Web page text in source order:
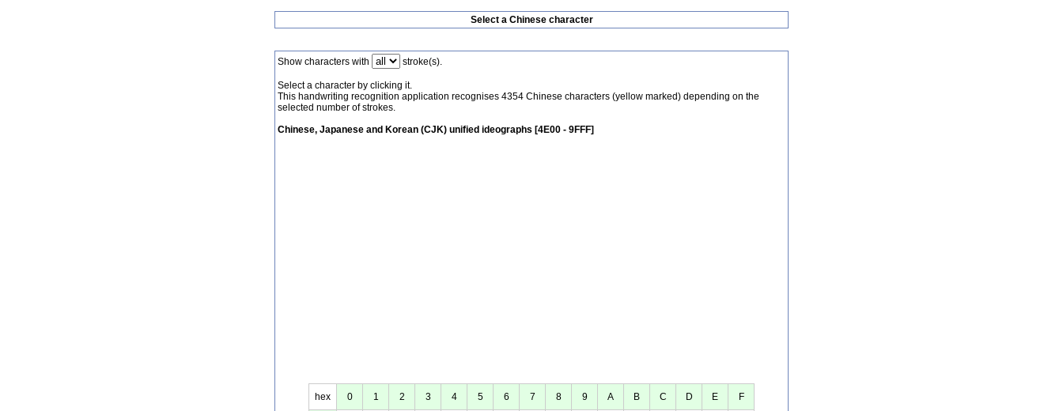
Select a Chinese character
Show characters with stroke(s).
Select a character by clicking it.
This handwriting recognition application recognises 4354 Chinese characters (yellow marked) depending on the
selected number of strokes.
Chinese, Japanese and Korean (CJK) unified ideographs [4E00 - 9FFF]
hex 0 1 2 3 4 5 6 7 8 9 A B C D E F